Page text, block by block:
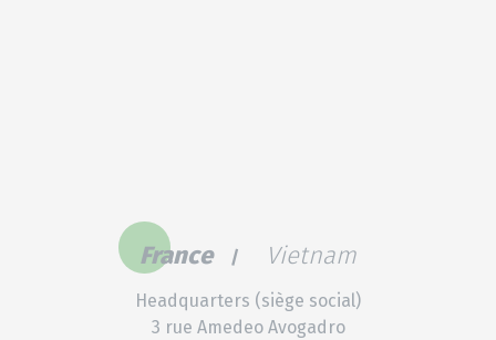
France Vietnam
Headquarters (siège social)
3 rue Amedeo Avogadro